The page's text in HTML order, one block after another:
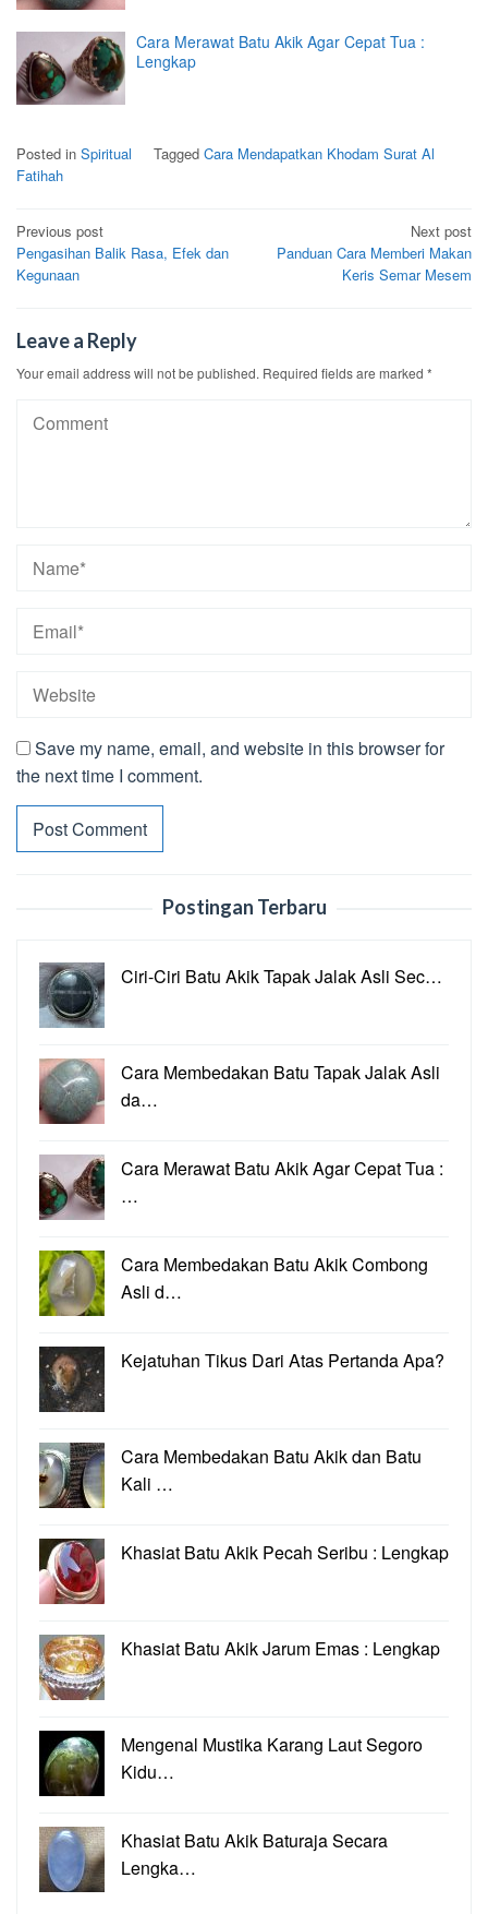
Cara Merawat Batu Akik Agar Cepat Tua :
Lengkap
Posted in Spiritual Tagged Cara Mendapatkan Khodam Surat Al
Fatihah
Post
navigation
Previous post
Pengasihan Balik Rasa, Efek dan
Kegunaan
Next post
Panduan Cara Memberi Makan
Keris Semar Mesem
Leave a Reply
Your email address will not be published. Required fields are marked *
Save my name, email, and website in this browser for
the next time I comment.
Postingan Terbaru
Ciri-Ciri Batu Akik Tapak Jalak Asli Sec…
Cara Membedakan Batu Tapak Jalak Asli
da…
Cara Merawat Batu Akik Agar Cepat Tua :
…
Cara Membedakan Batu Akik Combong
Asli d…
Kejatuhan Tikus Dari Atas Pertanda Apa?
Cara Membedakan Batu Akik dan Batu
Kali …
Khasiat Batu Akik Pecah Seribu : Lengkap
Khasiat Batu Akik Jarum Emas : Lengkap
Mengenal Mustika Karang Laut Segoro
Kidu…
Khasiat Batu Akik Baturaja Secara
Lengka…